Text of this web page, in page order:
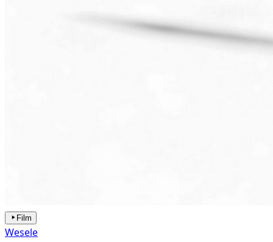
Film
Wesele